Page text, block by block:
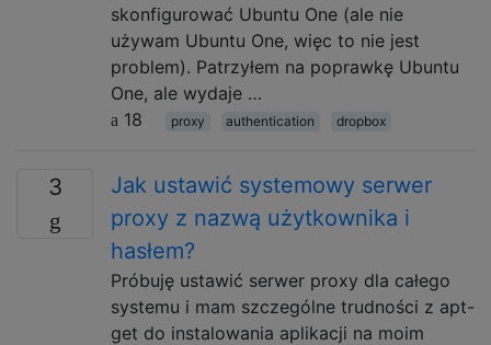
skonfigurować Ubuntu One (ale nie
używam Ubuntu One, więc to nie jest
problem). Patrzyłem na poprawkę Ubuntu
One, ale wydaje …
18
proxy authentication dropbox
3
Jak ustawić systemowy serwer
proxy z nazwą użytkownika i
hasłem?
Próbuję ustawić serwer proxy dla całego
systemu i mam szczególne trudności z apt-
get do instalowania aplikacji na moim